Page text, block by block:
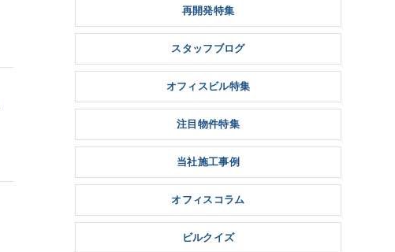
再開発特集
スタッフブログ
オフィスビル特集
注目物件特集
当社施工事例
オフィスコラム
ビルクイズ